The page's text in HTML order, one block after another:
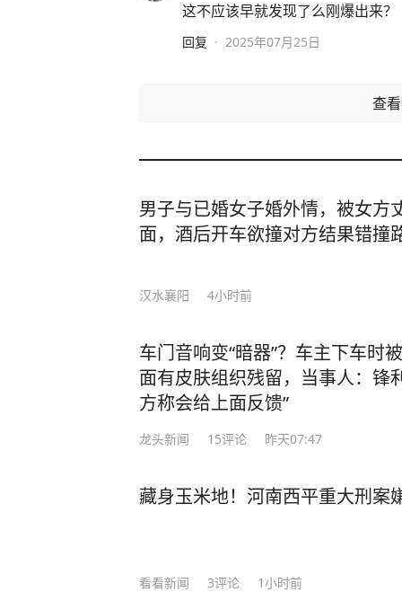
这不应该早就发现了么刚爆出来？
回复 · 2025年07月25日
查
男子与已婚女子婚外情，被女方
面，酒后开车欲撞对方结果错撞
汉水襄阳 4小时前
车门音响变“暗器”？车主下车时
面有皮肤组织残留，当事人：锋
方称会给上面反馈”
龙头新闻 15评论 昨天07:47
藏身玉米地！河南西平重大刑案
看看新闻 3评论 1小时前